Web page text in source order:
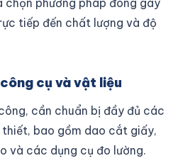
tiếp đến chất lượng và độ
cụ và vật liệu
cần chuẩn bị đầy đủ các
bao gồm dao cắt giấy,
và các dụng cụ đo lường.